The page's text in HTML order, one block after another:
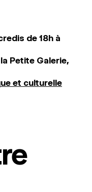
de 18h à
Petite Galerie,
et culturelle